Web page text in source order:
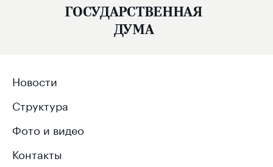
ГОСУДАРСТВЕННАЯ
ДУМА
Новости
Структура
Фото и видео
Контакты